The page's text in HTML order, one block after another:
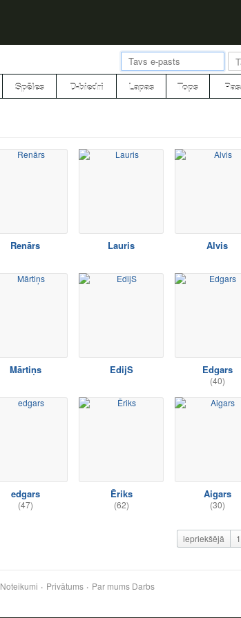
Spēles D-biedri Lapas Tops
Renārs Lauris Alvis
Mārtiņs EdijS Edgars
(40)
edgars
(47)
Ēriks
(62)
Aigars
(30)
iepriekšējā 1
Noteikumi Privātums Par mums Darbs